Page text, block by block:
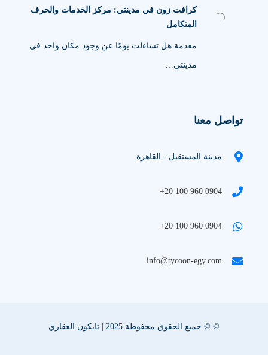
كرافت زون في مدينتي: مركز الخدمات والحرف
المتكامل
مقدمة هل تساءلت يومًا عن وجود مكان واحد في
مدينتي…
تواصل معنا
مدينة المستقبل - القاهرة
+20 100 960 0904
+20 100 960 0904
info@tycoon-egy.com
© © جميع الحقوق محفوظة 2025 | تايكون العقاري